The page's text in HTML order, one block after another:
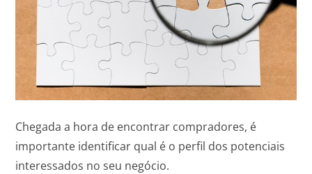
Chegada a hora de encontrar compradores, é
importante identificar qual é o perfil dos potenciais
interessados no seu negócio.